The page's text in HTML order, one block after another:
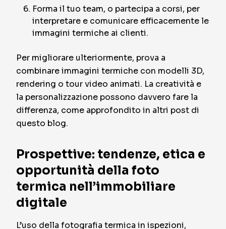
Forma il tuo team, o partecipa a corsi, per
interpretare e comunicare efficacemente le
immagini termiche ai clienti.
Per migliorare ulteriormente, prova a
combinare immagini termiche con modelli 3D,
rendering o tour video animati. La creatività e
la personalizzazione possono davvero fare la
differenza, come approfondito in altri post di
questo blog.
Prospettive: tendenze, etica e
opportunità della foto
termica nell’immobiliare
digitale
L’uso della fotografia termica in ispezioni,